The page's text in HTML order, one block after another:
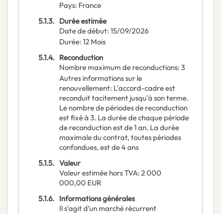
Pays: France
5.1.3. Durée estimée
Date de début: 15/09/2026
Durée: 12 Mois
5.1.4. Reconduction
Nombre maximum de reconductions: 3
Autres informations sur le
renouvellement: L'accord-cadre est
reconduit tacitement jusqu'à son terme.
Le nombre de périodes de reconduction
est fixé à 3. La durée de chaque période
de reconduction est de 1 an. La durée
maximale du contrat, toutes périodes
confondues, est de 4 ans
5.1.5. Valeur
Valeur estimée hors TVA: 2 000
000,00 EUR
5.1.6. Informations générales
Il s’agit d’un marché récurrent